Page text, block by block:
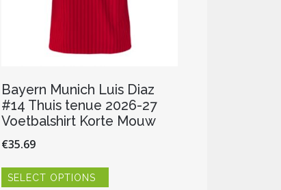
Bayern Munich Luis Diaz
#14 Thuis tenue 2026-27
Voetbalshirt Korte Mouw
€35.69
SELECT OPTIONS